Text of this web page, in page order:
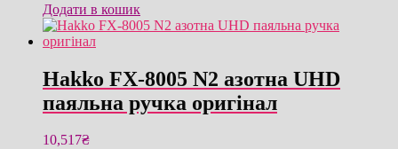
Додати в кошик
Hakko FX-8005 N2 азотна UHD
паяльна ручка оригінал
10,517₴